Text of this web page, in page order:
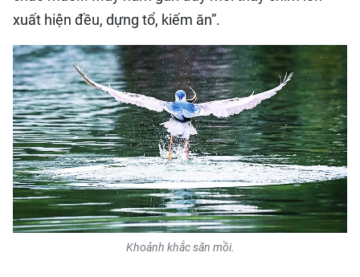
xuất hiện đều, dựng tổ, kiếm ăn”.
Khoảnh khắc săn mồi.